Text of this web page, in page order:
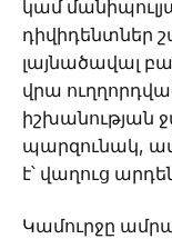
կամ
դիվիդենտներ
լայնածավալ
վրա
իշխանության
պարզունակ,
է՝ վաղուց
Կամուրջը